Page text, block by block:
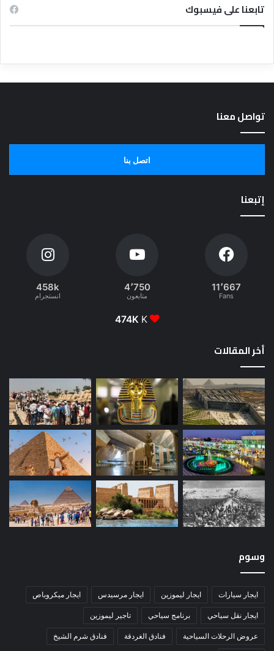
تابعنا على فيسبوك
تواصل معنا
اتصل بنا
إتبعنا
11٬667
Fans
4٬750
متابعون
458k
انستجرام
474K K
أخر المقالات
وسوم
ايجار سيارات ايجار ليموزين ايجار مرسيدس ايجار ميكروباص
ايجار نقل سياحي برنامج سياحي تاجير ليموزين
عروض الرحلات السياحية فنادق الغردقة فنادق شرم الشيخ